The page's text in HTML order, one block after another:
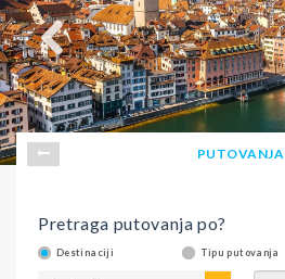
PUTOVANJA
Pretraga putovanja po?
Destinaciji Tipu putovanja